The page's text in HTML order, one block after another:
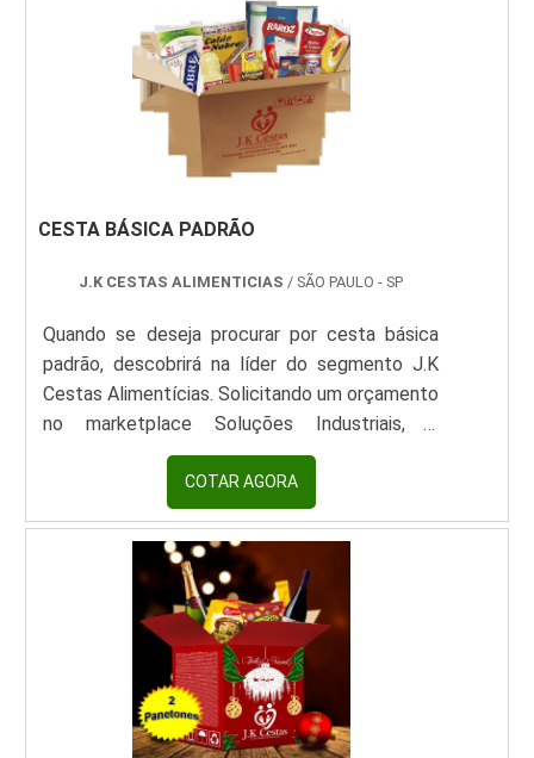
CESTA BÁSICA PADRÃO
J.K CESTAS ALIMENTICIAS / SÃO PAULO - SP
Quando se deseja procurar por cesta básica
padrão, descobrirá na líder do segmento J.K
Cestas Alimentícias. Solicitando um orçamento
no marketplace Soluções Industriais, é
possível encontrar detalhes sobre essa líder
do segmento.Quando o interesse é por cesta
básica padrão, na J.K Cestas Alimentícias é
possível conquistar precisão, com soluções
em benefícios de alimentação no mais alto
padrão de qualidade de produtos.MAIS
DETALHES SOBRE A CESTA BÁSICA
PADRÃOHá muitas maneiras eficientes de
demonstrar competência e excelência em uma
área de atuação. A J.K Cestas Alimentícias
canaliza seus esforços em proporcionar para
COTAR AGORA